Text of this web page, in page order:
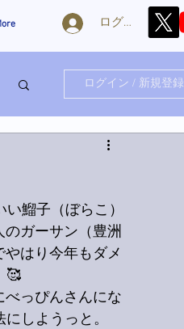
ログイン
ログイン / 新規登録
鰡子（ぼらこ）
ガーサン（豊洲
はり今年もダメ
🥰
っぴんさんにな
しようっと。